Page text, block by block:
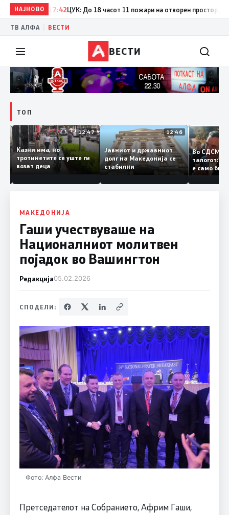
НАЈНОВО17:42ЦУК: До 18 часот 11 пожари на отворен простор, од
ТВ АЛФА ВЕСТИ
ВЕСТИ
ТОП
12:50 12:47
Казни има, но
тротинетите се уште ги
возат деца
12:46
Јавниот и државниот
долг на Македонија се
стабилни
Во СДСМ
е само
копија
Заев
МАКЕДОНИЈА
Гаши учествуваше на
Националниот молитвен
појадок во Вашингтон
Редакција05.02.2026
СПОДЕЛИ:
Фото: Алфа Вести
Претседателот на Собранието, Африм Гаши,